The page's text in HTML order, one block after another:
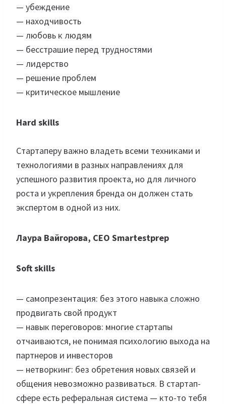
— убеждение
— находчивость
— любовь к людям
— бесстрашие перед трудностями
— лидерство
— решение проблем
— критическое мышление
Hard skills
Стартаперу важно владеть всеми техниками и
технологиями в разных направлениях для
успешного развития проекта, но для личного
роста и укрепления бренда он должен стать
экспертом в одной из них.
Лаура Вайгорова, СЕО Smartestprep
Soft skills
— самопрезентация: без этого навыка сложно
продвигать свой продукт
— навык переговоров: многие стартапы
отчаиваются, не понимая психологию выхода на
партнеров и инвесторов
— нетворкинг: без обретения новых связей и
общения невозможно развиваться. В стартап-
сфере есть реферальная система — кто-то тебя